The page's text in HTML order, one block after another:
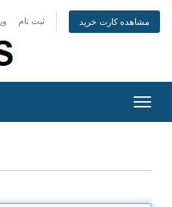
ثبت نام مشاهده کارت خرید